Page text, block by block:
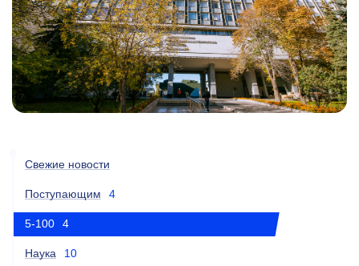
Свежие новости
Поступающим 4
5-100 4
Наука 10